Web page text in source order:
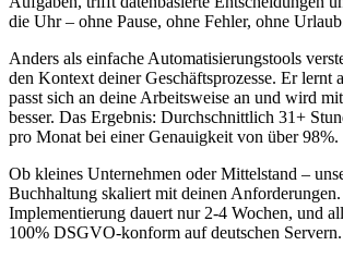
die Uhr – ohne Pause, ohne Fehler, ohne
Anders als einfache Automatisierungstools
den Kontext deiner Geschäftsprozesse. Er lernt
passt sich an deine Arbeitsweise an und wird
besser. Das Ergebnis: Durchschnittlich 31+
pro Monat bei einer Genauigkeit von über 98%.
Ob kleines Unternehmen oder Mittelstand –
Buchhaltung skaliert mit deinen
Implementierung dauert nur 2-4 Wochen, und
100% DSGVO-konform auf deutschen Servern.